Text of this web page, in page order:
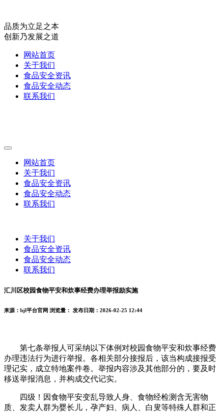
品质为立足之本
创新乃发展之道
网站首页
关于我们
食品安全资讯
食品安全动态
联系我们
网站首页
关于我们
食品安全资讯
食品安全动态
联系我们
关于我们
食品安全资讯
食品安全动态
联系我们
汇川区校园食物平安和炊事经费办理举报励实施
来源：bjl平台官网 浏览量： 发布日期：2026-02-25 12:44
第七条举报人可采纳以下体例对校园食物平安和炊事经费
办理违法行为进行举报。各相关部分接报后，该当构成接报受
理记实，成立特地案件卷。举报内容涉及其他部分的，要及时
移送举报消息，并构成交代记实。
四级！因食物平安变乱导致人身、食物经检测含无害物
质、发卖人群为婴长儿，孕产妇、病人、白叟等特殊人群和正